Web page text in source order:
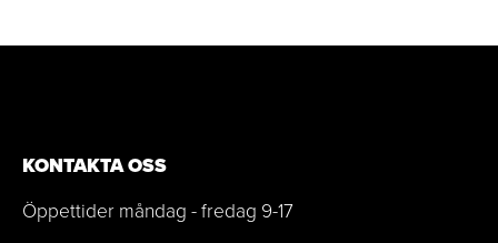
KONTAKTA OSS
Öppettider måndag - fredag 9-17